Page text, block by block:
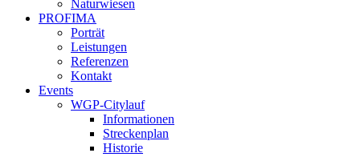
Naturwiesen
PROFIMA
Porträt
Leistungen
Referenzen
Kontakt
Events
WGP-Citylauf
Informationen
Streckenplan
Historie